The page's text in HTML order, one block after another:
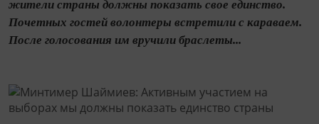
жители страны должны показать свое единство.
Почетных гостей волонтеры встретили с караваем.
После голосования им вручили браслеты...